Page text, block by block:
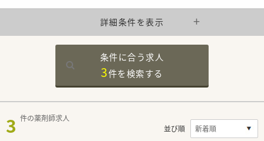
詳細条件を表示
条件に合う求人
3件を検索する
3 件の薬剤師求人
並び順